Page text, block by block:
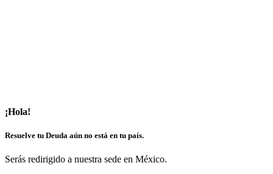
¡Hola!
Resuelve tu Deuda aún no está en tu país.
Serás redirigido a nuestra sede en México.